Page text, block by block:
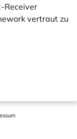
Receiver
vertraut zu